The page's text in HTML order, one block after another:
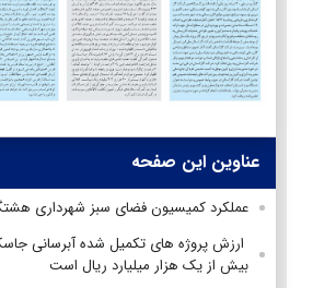
عناوین این صفحه
عملکرد کمیسیون فضای سبز شهرداری
ارزش پروژه های تکمیل شده آبرسانی
بیش از یک هزار میلیارد ریال است